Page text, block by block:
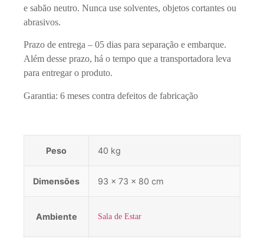
e sabão neutro. Nunca use solventes, objetos cortantes ou
abrasivos.
Prazo de entrega – 05 dias para separação e embarque.
Além desse prazo, há o tempo que a transportadora leva
para entregar o produto.
Garantia: 6 meses contra defeitos de fabricação
Peso 40 kg
Dimensões 93 × 73 × 80 cm
Ambiente Sala de Estar